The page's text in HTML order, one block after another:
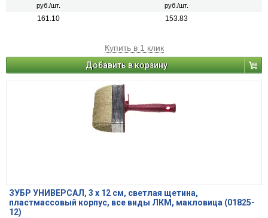
руб./шт. руб./шт.
161.10 153.83
Купить в 1 клик
Добавить в корзину
ЗУБР УНИВЕРСАЛ, 3 х 12 см, светлая щетина,
пластмассовый корпус, все виды ЛКМ, макловица (01825-
12)